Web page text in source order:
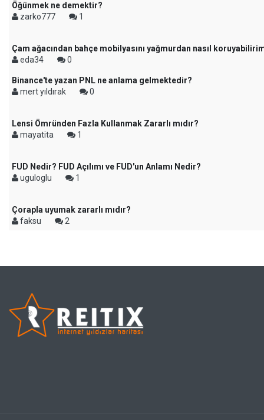
Öğünmek ne demektir?
zarko777
1
Çam ağacından bahçe mobilyasını yağmurdan nasıl
eda34
0
Binance'te yazan PNL ne anlama gelmektedir?
mert yıldırak
0
Lensi Ömründen Fazla Kullanmak Zararlı mıdır?
mayatita
1
FUD Nedir? FUD Açılımı ve FUD'un Anlamı Nedir?
uguloglu
1
Çorapla uyumak zararlı mıdır?
faksu
2